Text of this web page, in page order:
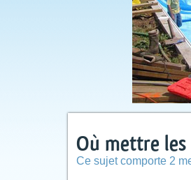
Où mettre les
Ce sujet comporte 2